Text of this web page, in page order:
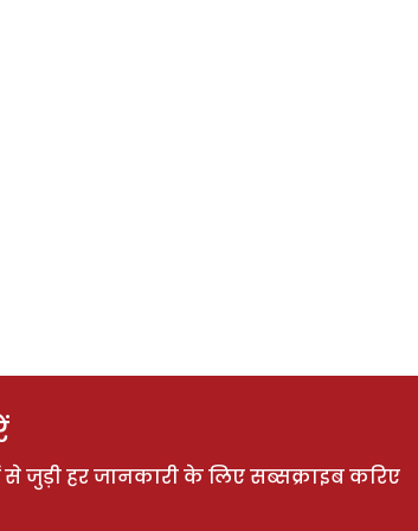
जुड़ी हर जानकारी के लिए सब्सक्राइब करिए